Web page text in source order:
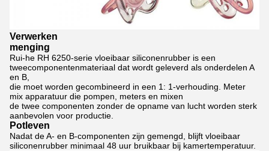
Verwerken
menging
Rui-he RH 6250-serie vloeibaar siliconenrubber is een
tweecomponentenmateriaal dat wordt geleverd als onderdelen A
en B,
die moet worden gecombineerd in een 1: 1-verhouding.
Meter
mix apparatuur die pompen, meters en mixen
de twee componenten zonder de opname van lucht worden sterk
aanbevolen voor productie.
Potleven
Nadat de A- en B-componenten zijn gemengd, blijft vloeibaar
siliconenrubber minimaal 48 uur bruikbaar bij kamertemperatuur.